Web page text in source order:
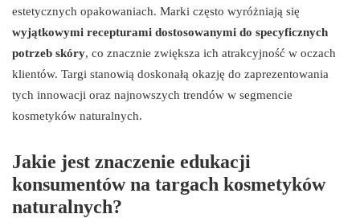
estetycznych opakowaniach. Marki często wyróżniają się
wyjątkowymi recepturami dostosowanymi do specyficznych
potrzeb skóry, co znacznie zwiększa ich atrakcyjność w oczach
klientów. Targi stanowią doskonałą okazję do zaprezentowania
tych innowacji oraz najnowszych trendów w segmencie
kosmetyków naturalnych.
Jakie jest znaczenie edukacji
konsumentów na targach kosmetyków
naturalnych?